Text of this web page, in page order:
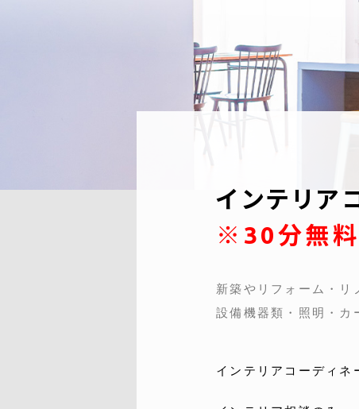
インテリア
※30分無料
新築やリフォーム・リ
設備機器類・照明・カ
インテリアコーディネ